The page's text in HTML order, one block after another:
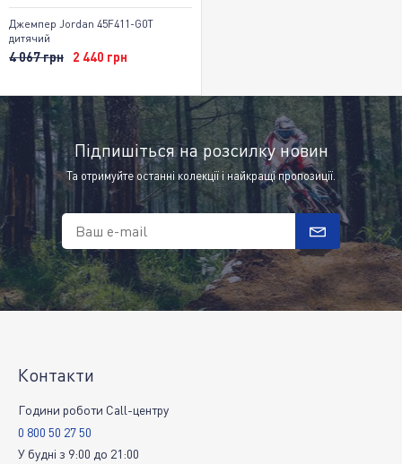
Джемпер Jordan 45F411-G0T
дитячий
4 067 грн 2 440 грн
Підпишіться на розсилку новин
Та отримуйте останні колекції і найкращі пропозиції.
Ваш e-mail
Контакти
Години роботи Call-центру
0 800 50 27 50
У будні з 9:00 до 21:00